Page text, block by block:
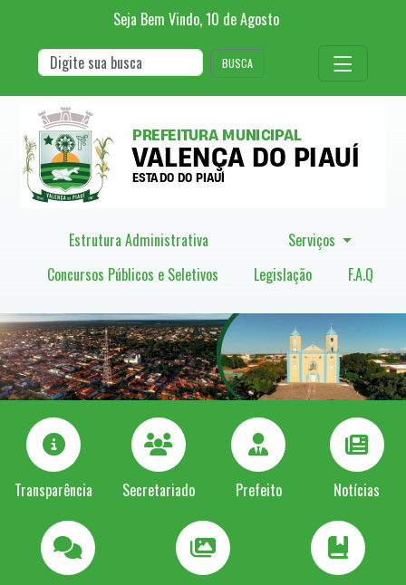
Seja Bem Vindo,10 deAgosto
BUSCA
Estrutura Administrativa
Serviços
Concursos Públicos e Seletivos
Legislação F.A.Q
Transparência Secretariado Prefeito Notícias